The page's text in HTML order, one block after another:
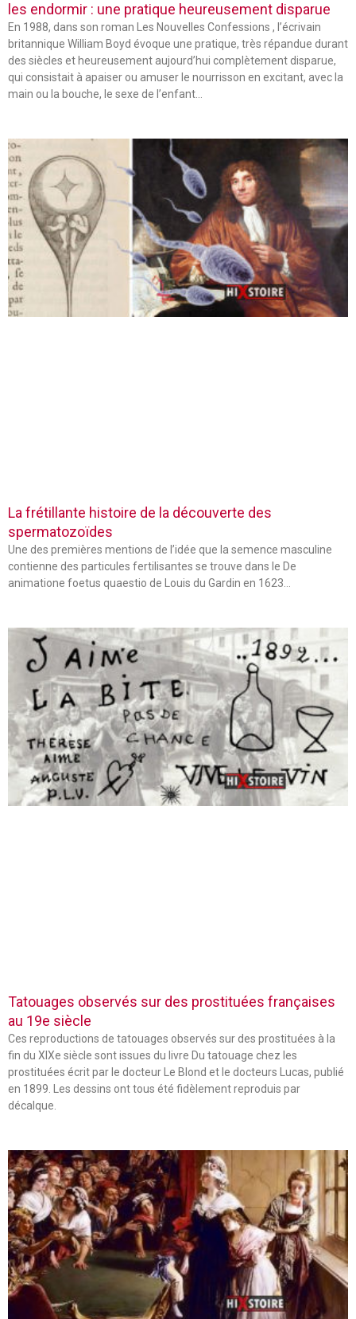
les endormir : une pratique heureusement disparue
En 1988, dans son roman Les Nouvelles Confessions , l’écrivain
britannique William Boyd évoque une pratique, très répandue durant
des siècles et heureusement aujourd’hui complètement disparue,
qui consistait à apaiser ou amuser le nourrisson en excitant, avec la
main ou la bouche, le sexe de l’enfant…
La frétillante histoire de la découverte des
spermatozoïdes
Une des premières mentions de l’idée que la semence masculine
contienne des particules fertilisantes se trouve dans le De
animatione foetus quaestio de Louis du Gardin en 1623…
Tatouages observés sur des prostituées françaises
au 19e siècle
Ces reproductions de tatouages observés sur des prostituées à la
fin du XIXe siècle sont issues du livre Du tatouage chez les
prostituées écrit par le docteur Le Blond et le docteurs Lucas, publié
en 1899. Les dessins ont tous été fidèlement reproduis par
décalque.